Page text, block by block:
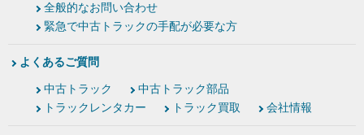
全般的なお問い合わせ
緊急で中古トラックの手配が必要な方
よくあるご質問
中古トラック
中古トラック部品
トラックレンタカー
トラック買取 会社情報